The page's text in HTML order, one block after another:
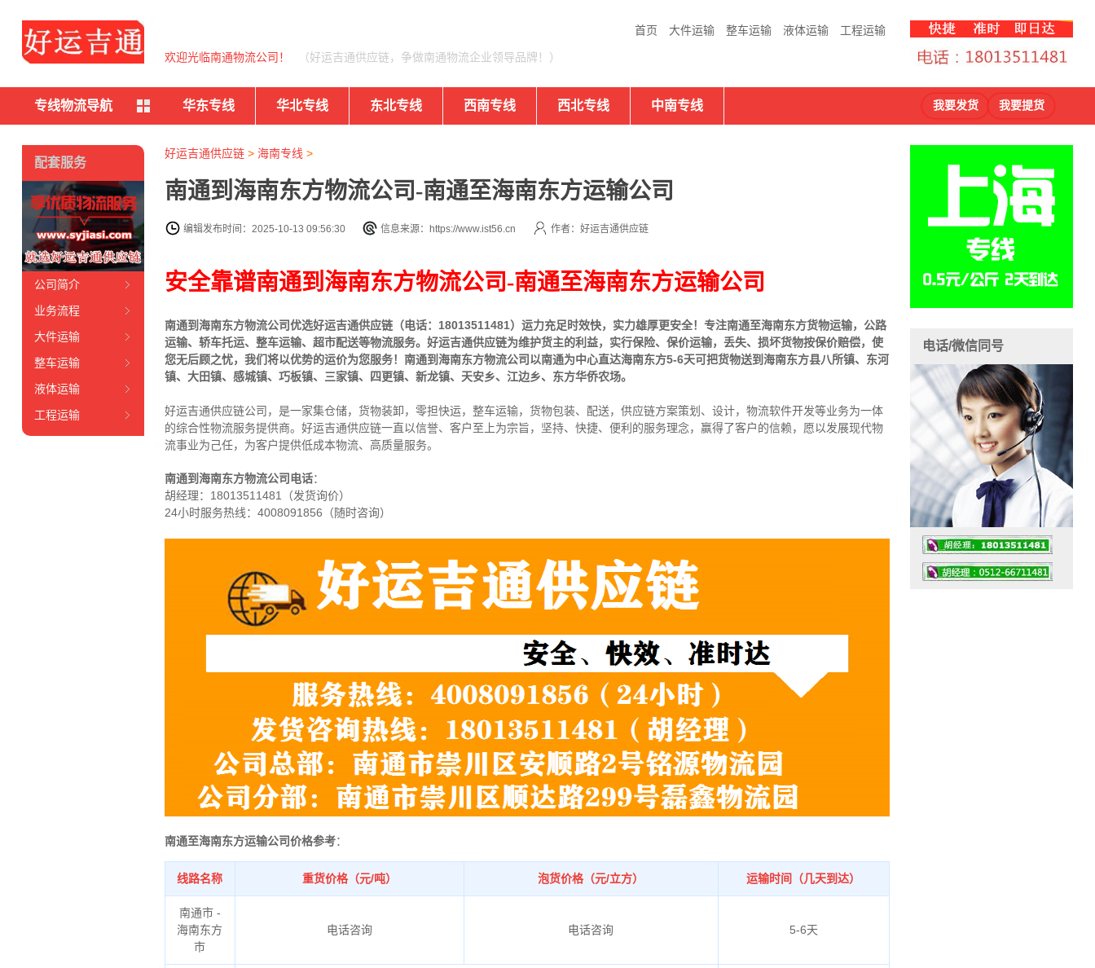
首页 大件运输 整车运输 液体运输 工程运输
欢迎光临南通物流公司！ （好运吉通供应链，争做南通物流企业领导品牌！）
专线物流导航 华东专线 华北专线 东北专线 西南专线 西北专线 中南专线 我要发货 我要提货
好运吉通供应链> 海南专线 >
南通到海南东方物流公司-南通至海南东方运输公司
编辑发布时间：2025-10-13 09:56:30 信息来源：https://www.ist56.cn 作者：好运吉通供应链
安全靠谱南通到海南东方物流公司-南通至海南东方运输公司
南通到海南东方物流公司优选好运吉通供应链（电话：18013511481）运力充足时效快，实力雄厚更安全！专注南通至海南东方货物运输，公路
运输、轿车托运、整车运输、超市配送等物流服务。好运吉通供应链为维护货主的利益，实行保险、保价运输，丢失、损坏货物按保价赔偿，使
您无后顾之忧，我们将以优势的运价为您服务！南通到海南东方物流公司以南通为中心直达海南东方5-6天可把货物送到海南东方县八所镇、东河
镇、大田镇、感城镇、巧板镇、三家镇、四更镇、新龙镇、天安乡、江边乡、东方华侨农场。
好运吉通供应链公司，是一家集仓储，货物装卸，零担快运，整车运输，货物包装、配送，供应链方案策划、设计，物流软件开发等业务为一体
的综合性物流服务提供商。好运吉通供应链一直以信誉、客户至上为宗旨，坚持、快捷、便利的服务理念，赢得了客户的信赖，愿以发展现代物
流事业为己任，为客户提供低成本物流、高质量服务。
南通到海南东方物流公司电话：
胡经理： 18013511481（发货询价）
24小时服务热线：4008091856（随时咨询）
南通至海南东方运输公司价格参考：
线路名称 重货价格（元/吨） 泡货价格（元/立方） 运输时间（几天到达）
南通市 -
海南东方
市
电话咨询 电话咨询 5-6天
配套服务
公司简介
业务流程
大件运输
整车运输
液体运输
工程运输
电话/微信同号